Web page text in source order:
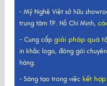
- Mỹ Nghệ Việt sở hữu
trung tâm TP. Hồ Chí Minh,
- Cung cấp giải pháp quà
in khắc logo, đóng gói
hàng.
- Sáng tạo trong việc kết